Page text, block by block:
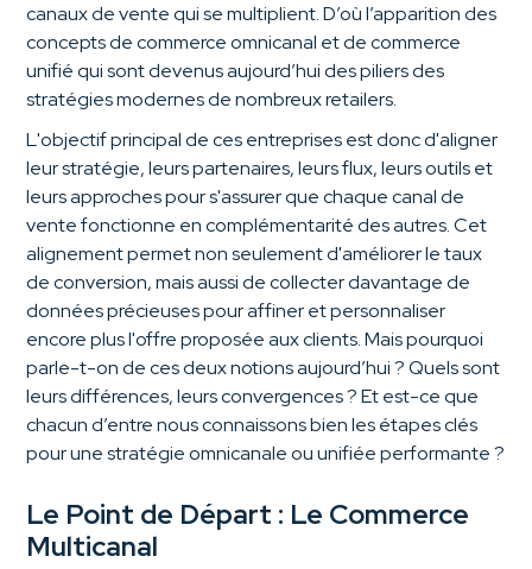
canaux de vente qui se multiplient. D’où l’apparition des
concepts de commerce omnicanal et de commerce
unifié qui sont devenus aujourd’hui des piliers des
stratégies modernes de nombreux retailers.
L'objectif principal de ces entreprises est donc d'aligner
leur stratégie, leurs partenaires, leurs flux, leurs outils et
leurs approches pour s'assurer que chaque canal de
vente fonctionne en complémentarité des autres. Cet
alignement permet non seulement d'améliorer le taux
de conversion, mais aussi de collecter davantage de
données précieuses pour affiner et personnaliser
encore plus l'offre proposée aux clients. Mais pourquoi
parle-t-on de ces deux notions aujourd’hui ? Quels sont
leurs différences, leurs convergences ? Et est-ce que
chacun d’entre nous connaissons bien les étapes clés
pour une stratégie omnicanale ou unifiée performante ?
Le Point de Départ : Le Commerce
Multicanal